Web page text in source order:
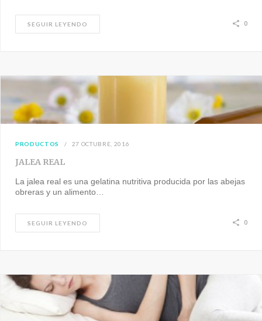
SEGUIR LEYENDO 0
PRODUCTOS 27 OCTUBRE, 2016
JALEA REAL
La jalea real es una gelatina nutritiva producida por las abejas
obreras y un alimento…
SEGUIR LEYENDO 0